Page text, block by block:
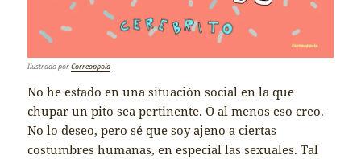
Ilustrado porCorreoppola
No he estado en una situación social en la que
chupar un pito sea pertinente. O al menos eso creo.
No lo deseo, pero sé que soy ajeno a ciertas
costumbres humanas, en especial las sexuales. Tal